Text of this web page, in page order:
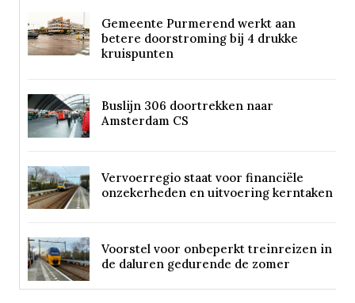
Gemeente Purmerend werkt aan
betere doorstroming bij 4 drukke
kruispunten
Buslijn 306 doortrekken naar
Amsterdam CS
Vervoerregio staat voor financiële
onzekerheden en uitvoering kerntaken
Voorstel voor onbeperkt treinreizen in
de daluren gedurende de zomer